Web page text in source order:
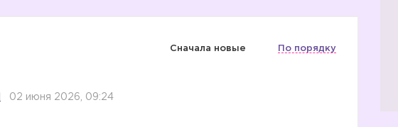
Сначала новые По порядку
02 июня 2026, 09:24